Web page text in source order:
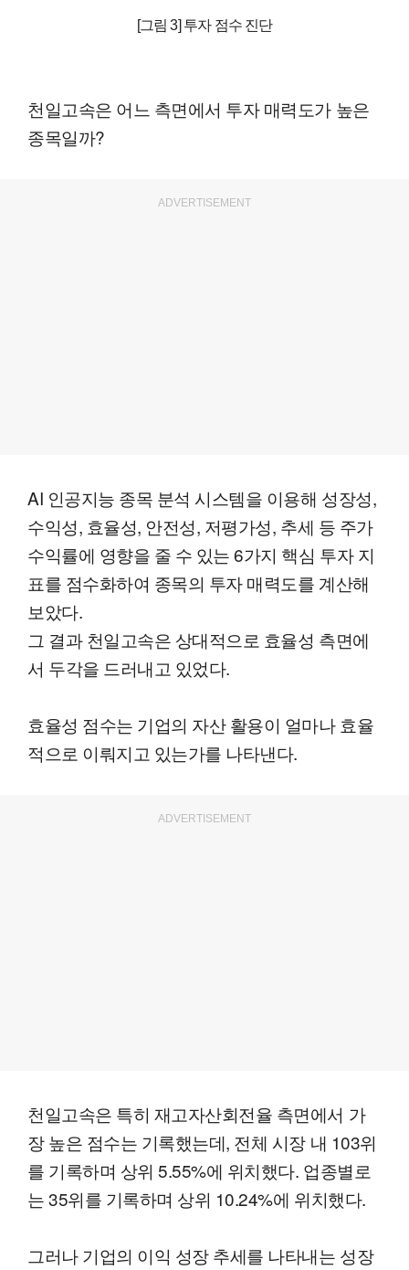
[그림 3] 투자 점수 진단
천일고속은 어느 측면에서 투자 매력도가 높은
종목일까?
ADVERTISEMENT
AI 인공지능 종목 분석 시스템을 이용해 성장성,
수익성, 효율성, 안전성, 저평가성, 추세 등 주가
수익률에 영향을 줄 수 있는 6가지 핵심 투자 지
표를 점수화하여 종목의 투자 매력도를 계산해
보았다.
그 결과 천일고속은 상대적으로 효율성 측면에
서 두각을 드러내고 있었다.
효율성 점수는 기업의 자산 활용이 얼마나 효율
적으로 이뤄지고 있는가를 나타낸다.
ADVERTISEMENT
천일고속은 특히 재고자산회전율 측면에서 가
장 높은 점수는 기록했는데, 전체 시장 내 103위
를 기록하며 상위 5.55%에 위치했다. 업종별로
는 35위를 기록하며 상위 10.24%에 위치했다.
그러나 기업의 이익 성장 추세를 나타내는 성장